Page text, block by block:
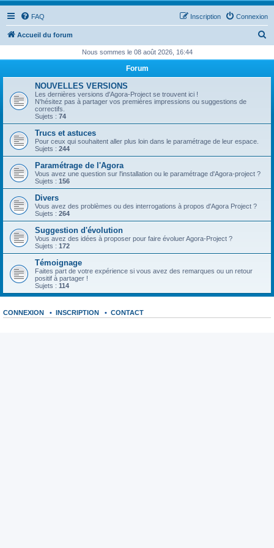
FAQ Connexion
Inscription
Accueil du forum
h
c
Nous sommes le 08 août 2026, 16:44
Forum
NOUVELLES VERSIONS
Les dernières versions d'Agora-Project se trouvent ici !
N'hésitez pas à partager vos premières impressions ou suggestions de
correctifs.
Sujets : 74
Trucs et astuces
Pour ceux qui souhaitent aller plus loin dans le paramétrage de leur espace.
Sujets : 244
Paramétrage de l'Agora
Vous avez une question sur l'installation ou le paramétrage d'Agora-project ?
Sujets : 156
Divers
Vous avez des problèmes ou des interrogations à propos d'Agora Project ?
Sujets : 264
Suggestion d'évolution
Vous avez des idées à proposer pour faire évoluer Agora-Project ?
Sujets : 172
Témoignage
Faites part de votre expérience si vous avez des remarques ou un retour
positif à partager !
Sujets : 114
CONNEXION • INSCRIPTION • CONTACT